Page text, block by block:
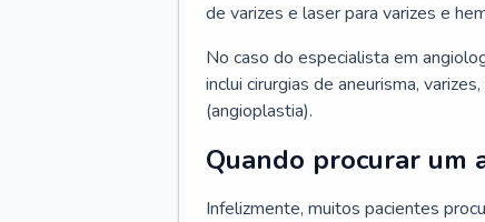
de varizes e laser para varizes e
No caso do especialista em
inclui cirurgias de aneurisma,
(angioplastia).
Quando procurar um
Infelizmente, muitos pacientes